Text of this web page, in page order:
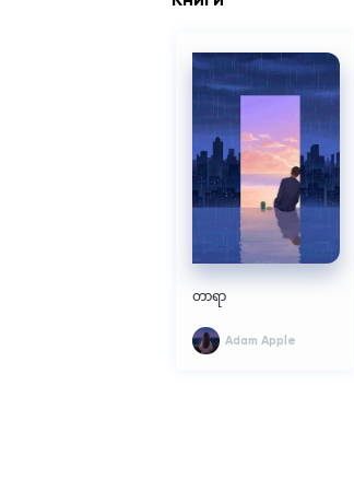
တာရာ
Adam Apple